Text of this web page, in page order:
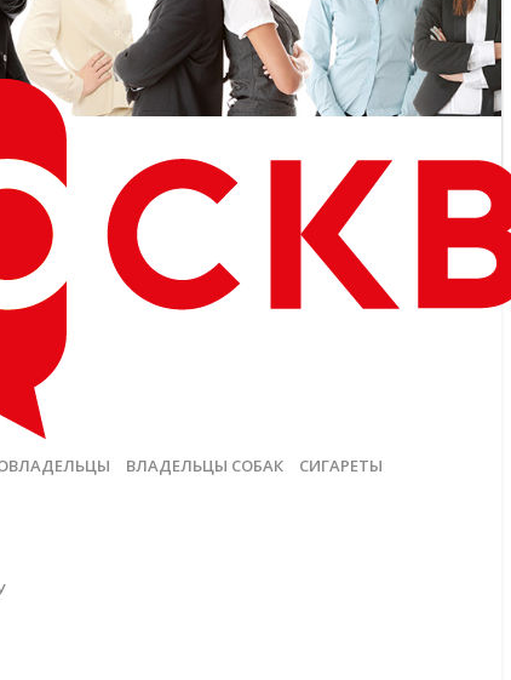
ВЛАДЕЛЬЦЫ СОБАК СИГАРЕТЫ